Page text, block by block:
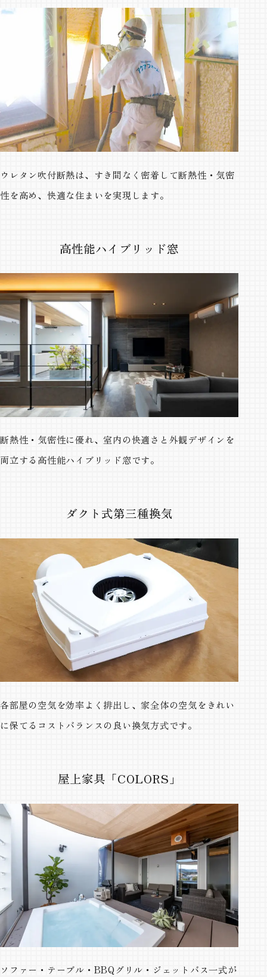
ウレタン吹付断熱は、すき間なく密着して断熱性・気密
性を高め、快適な住まいを実現します。
高性能ハイブリッド窓
断熱性・気密性に優れ、室内の快適さと外観デザインを
両立する高性能ハイブリッド窓です。
ダクト式第三種換気
各部屋の空気を効率よく排出し、家全体の空気をきれい
に保てるコストバランスの良い換気方式です。
屋上家具「COLORS」
ソファー・テーブル・BBQグリル・ジェットバス一式が